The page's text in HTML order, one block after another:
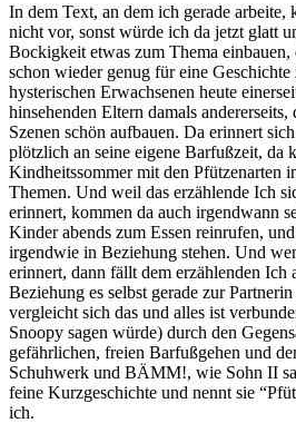
In dem Text, an dem ich gerade
nicht vor, sonst würde ich da jetzt glatt
Bockigkeit etwas zum Thema einbauen,
schon wieder genug für eine Geschichte
hysterischen Erwachsenen heute
hinsehenden Eltern damals
Szenen schön aufbauen. Da erinnert
plötzlich an seine eigene Barfußzeit, da
Kindheitssommer mit den Pfützenarten
Themen. Und weil das erzählende Ich
erinnert, kommen da auch irgendwann
Kinder abends zum Essen reinrufen,
irgendwie in Beziehung stehen. Und
erinnert, dann fällt dem erzählenden Ich
Beziehung es selbst gerade zur
vergleicht sich das und alles ist
Snoopy sagen würde) durch den
gefährlichen, freien Barfußgehen und
Schuhwerk und BÄMM!, wie Sohn II
feine Kurzgeschichte und nennt sie
ich.